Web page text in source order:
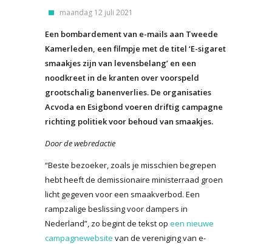
maandag 12 juli 2021
Een bombardement van e-mails aan Tweede
Kamerleden, een filmpje met de titel ‘E-sigaret
smaakjes zijn van levensbelang’ en een
noodkreet in de kranten over voorspeld
grootschalig banenverlies. De organisaties
Acvoda en Esigbond voeren driftig campagne
richting politiek voor behoud van smaakjes.
Door de webredactie
“Beste bezoeker, zoals je misschien begrepen
hebt heeft de demissionaire ministerraad groen
licht gegeven voor een smaakverbod. Een
rampzalige beslissing voor dampers in
Nederland”, zo begint de tekst op een nieuwe
campagnewebsite van de vereniging van e-